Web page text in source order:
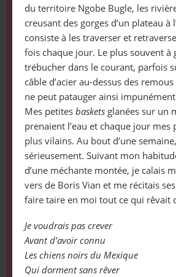
du territoire Ngobe Bugle, les
creusant des gorges d’un plateau à
consiste à les traverser et
fois chaque jour. Le plus souvent à
trébucher dans le courant, parfois
câble d’acier au-dessus des
ne peut patauger ainsi
Mes petites basketsglanées sur un
prenaient l’eau et chaque jour mes
plus vilains. Au bout d’une
sérieusement. Suivant mon
d’une méchante montée, je calais
vers de Boris Vian et me récitais
faire taire en moi tout ce qui rêvait
Je voudrais pas crever
Avant d’avoir connu
Les chiens noirs du Mexique
Qui dorment sans rêver